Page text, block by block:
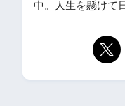
中。人生を懸けて